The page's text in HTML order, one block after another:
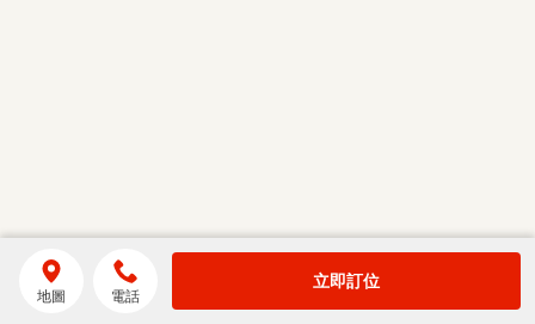
地圖 電話
立即訂位